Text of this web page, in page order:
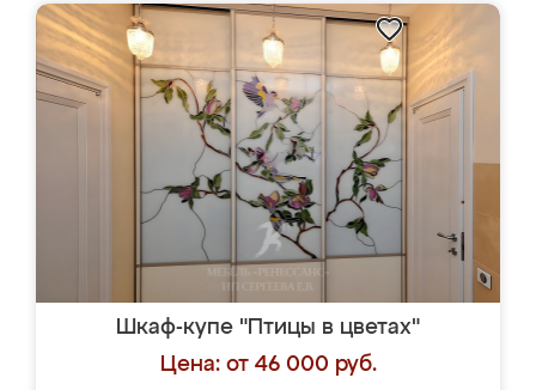
Шкаф-купе "Птицы в цветах"
Цена: от 46 000 руб.